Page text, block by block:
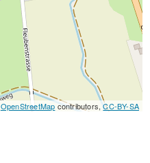
OpenStreetMap contributors,CC-BY-SA